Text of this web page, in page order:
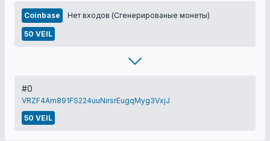
Coinbase Нет входов (Сгенерированые монеты)
50 VEIL
#0
VRZF4Am891FS224uuNirsrEugqMyg3VxjJ
50 VEIL